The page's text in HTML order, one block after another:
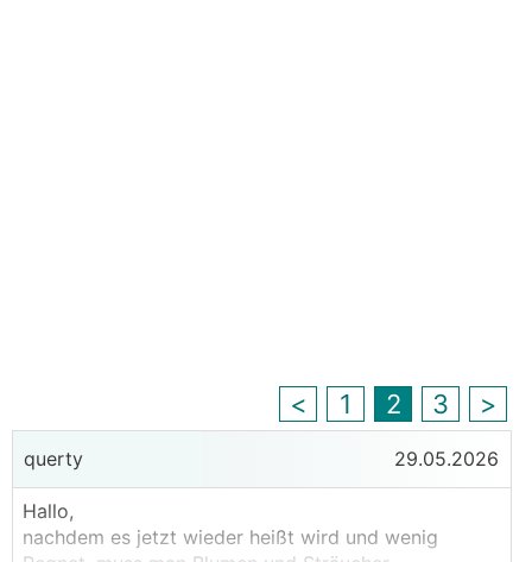
< 1 2 3 >
querty 29.05.2026
Hallo,
nachdem es jetzt wieder heißt wird und wenig